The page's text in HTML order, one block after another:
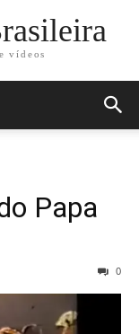
vídeos
Papa
0